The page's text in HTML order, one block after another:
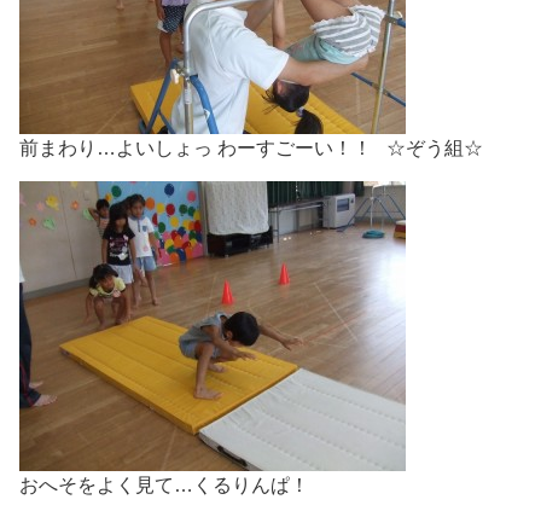
前まわり…よいしょっ わーすごーい！！ ☆ぞう組☆
おへそをよく見て…くるりんぱ！